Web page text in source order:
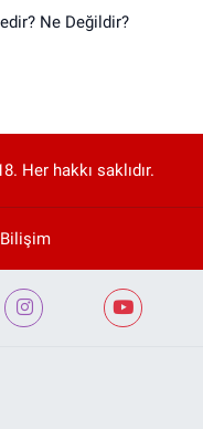
Ne Değildir?
Her hakkı saklıdır.